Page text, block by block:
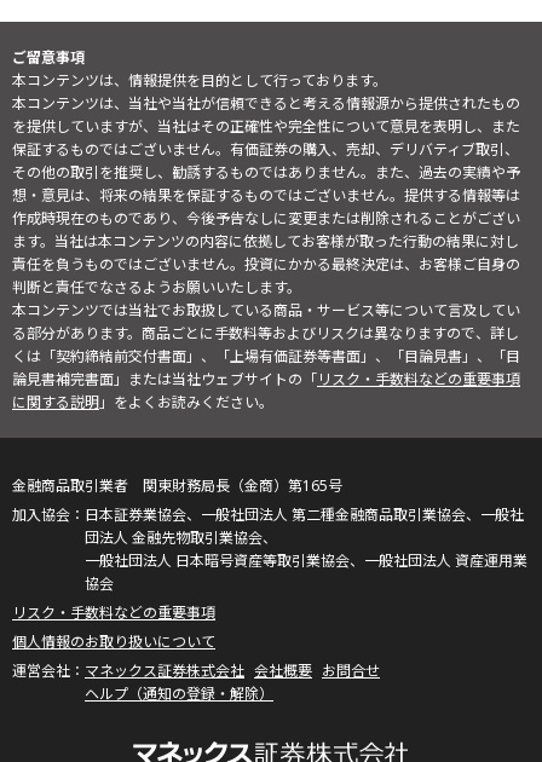
ご留意事項
本コンテンツは、情報提供を目的として行っております。
本コンテンツは、当社や当社が信頼できると考える情報源から提供されたもの
を提供していますが、当社はその正確性や完全性について意見を表明し、また
保証するものではございません。有価証券の購入、売却、デリバティブ取引、
その他の取引を推奨し、勧誘するものではありません。また、過去の実績や予
想・意見は、将来の結果を保証するものではございません。提供する情報等は
作成時現在のものであり、今後予告なしに変更または削除されることがござい
ます。当社は本コンテンツの内容に依拠してお客様が取った行動の結果に対し
責任を負うものではございません。投資にかかる最終決定は、お客様ご自身の
判断と責任でなさるようお願いいたします。
本コンテンツでは当社でお取扱している商品・サービス等について言及してい
る部分があります。商品ごとに手数料等およびリスクは異なりますので、詳し
くは「契約締結前交付書面」、「上場有価証券等書面」、「目論見書」、「目
論見書補完書面」または当社ウェブサイトの「リスク・手数料などの重要事項
に関する説明」をよくお読みください。
金融商品取引業者 関東財務局長（金商）第165号
日本証券業協会、一般社団法人 第二種金融商品取引業協会、一般社
団法人 金融先物取引業協会、
一般社団法人 日本暗号資産等取引業協会、一般社団法人 資産運用業
協会
リスク・手数料などの重要事項
個人情報のお取り扱いについて
マネックス証券株式会社 会社概要 お問合せ
ヘルプ（通知の登録・解除）